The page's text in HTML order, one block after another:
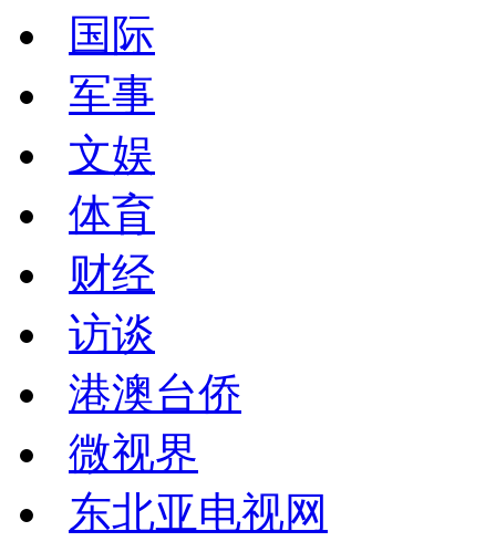
国际
军事
文娱
体育
财经
访谈
港澳台侨
微视界
东北亚电视网